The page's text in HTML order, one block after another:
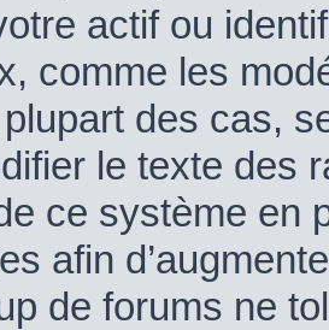
actif ou
comme les
des cas,
le texte des
ce système en
afin
de forums ne